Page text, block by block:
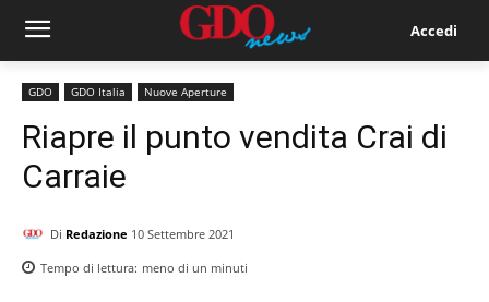
Accedi
GDO GDO Italia Nuove Aperture
Riapre il punto vendita Crai di
Carraie
Di Redazione 10 Settembre 2021
Tempo di lettura: meno di un minuti